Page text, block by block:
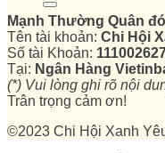
Mạnh Thường Quân
Tên tài khoản: Chi Hội
Số tài Khoản:
Tại: Ngân Hàng
(*) Vui lòng ghi rõ nội
Trân trọng cảm ơn!
©2023 Chi Hội Xanh